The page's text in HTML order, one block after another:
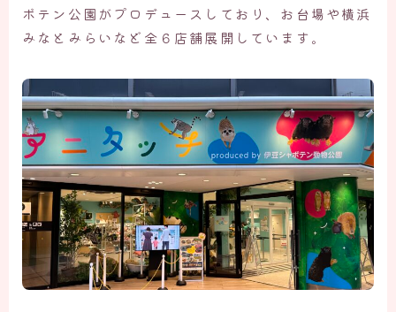
ボテン公園がプロデュースしており、お台場や横浜
みなとみらいなど全６店舗展開しています。